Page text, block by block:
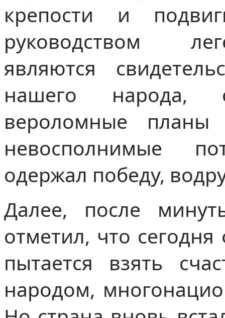
крепости и
руководством
являются
нашего народа,
вероломные
невосполнимые
одержал победу,
Далее, после
отметил, что
пытается взять
народом,